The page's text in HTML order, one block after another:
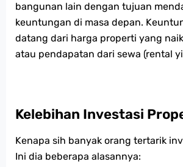
bangunan lain dengan tujuan
keuntungan di masa depan.
datang dari harga properti yang
atau pendapatan dari sewa (rental
Kelebihan Investasi
Kenapa sih banyak orang tertarik
Ini dia beberapa alasannya: